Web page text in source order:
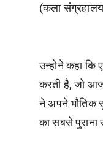
(कला
उन्होने कहा कि
करती है,जो
ने अपने भौतिक
का सबसे पुराना